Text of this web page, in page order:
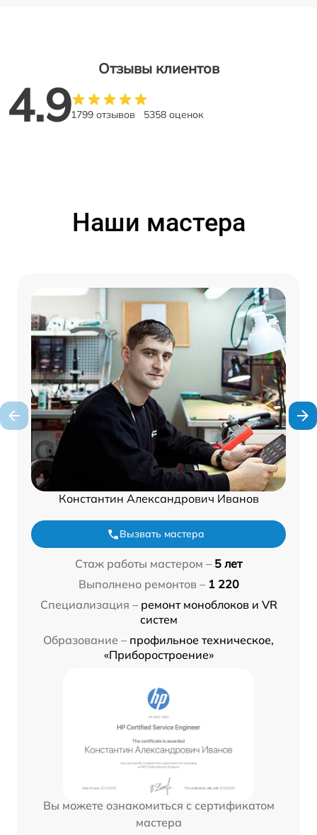
Отзывы клиентов
4.91799 отзывов 5358 оценок
Наши мастера
Константин Александрович Иванов
Вызвать мастера
Стаж работы мастером – 5 лет
Выполнено ремонтов – 1 220
Специализация – ремонт моноблоков и VR
систем
Образование – профильное техническое,
«Приборостроение»
Вы можете ознакомиться с сертификатом
мастера